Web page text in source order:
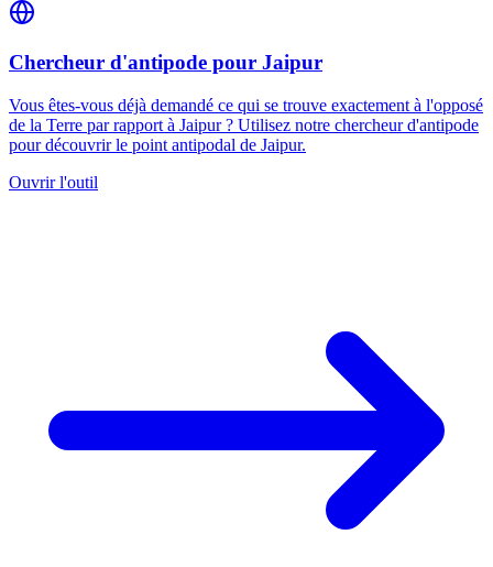
Chercheur d'antipode pour Jaipur
Vous êtes-vous déjà demandé ce qui se trouve exactement à l'opposé
de la Terre par rapport à Jaipur ? Utilisez notre chercheur d'antipode
pour découvrir le point antipodal de Jaipur.
Ouvrir l'outil